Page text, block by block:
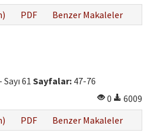
PDF Benzer Makaleler
61 Sayfalar: 47-76
0
6009
PDF Benzer Makaleler